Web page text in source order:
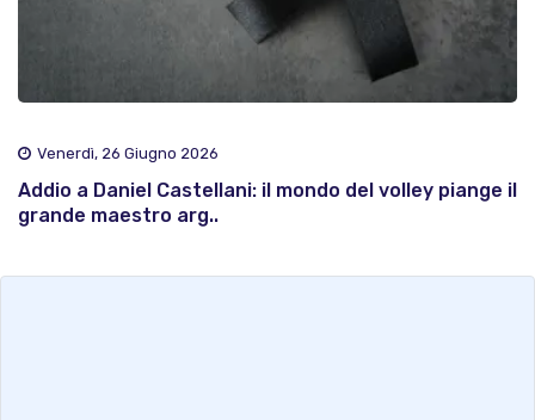
Venerdì, 26 Giugno 2026
Addio a Daniel Castellani: il mondo del volley piange il
grande maestro arg..